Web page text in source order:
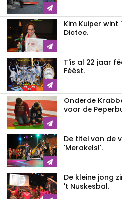
Kim Kuiper wint
Dictee.
T'is al 22 jaar
Féést.
Onderde
voor de
De titel van de
'Merakels!'.
De kleine jong
't Nuskesbal.